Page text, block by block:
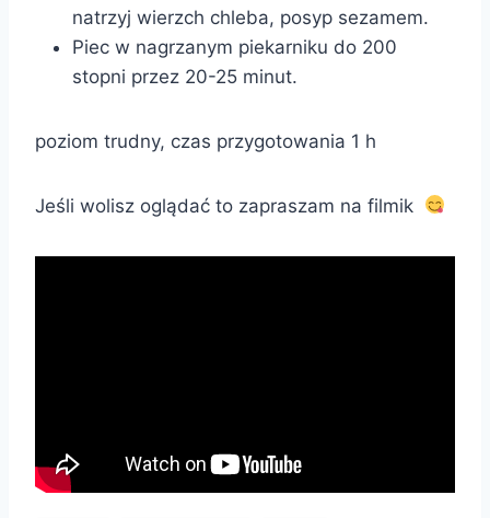
natrzyj wierzch chleba, posyp sezamem.
Piec w nagrzanym piekarniku do 200
stopni przez 20-25 minut.
poziom trudny, czas przygotowania 1 h
Jeśli wolisz oglądać to zapraszam na filmik